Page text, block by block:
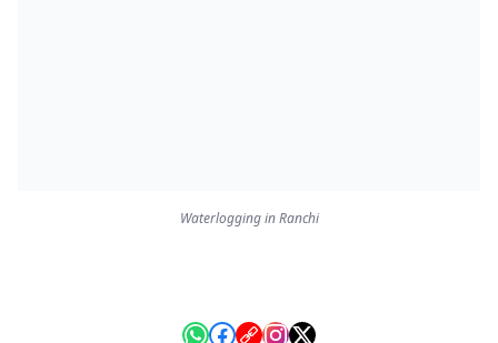
Waterlogging in Ranchi